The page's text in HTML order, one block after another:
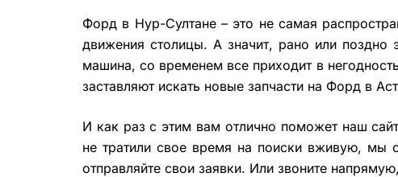
Форд в Нур-Султане – это не самая
движения столицы. А значит, рано или поздно
машина, со временем все приходит в
заставляют искать новые запчасти на Форд в
И как раз с этим вам отлично поможет наш
не тратили свое время на поиски вживую, мы
отправляйте свои заявки. Или звоните